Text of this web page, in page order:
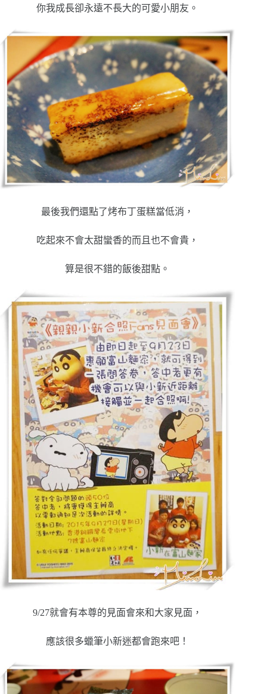
你我成長卻永遠不長大的可愛小朋友。
最後我們還點了烤布丁蛋糕當低消，
吃起來不會太甜蠻香的而且也不會貴，
算是很不錯的飯後甜點。
9/27就會有本尊的見面會來和大家見面，
應該很多蠟筆小新迷都會跑來吧！